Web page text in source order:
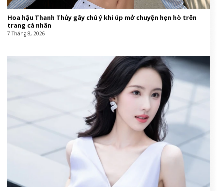
Hoa hậu Thanh Thủy gây chú ý khi úp mở chuyện hẹn hò trên
trang cá nhân
7 Tháng 8, 2026